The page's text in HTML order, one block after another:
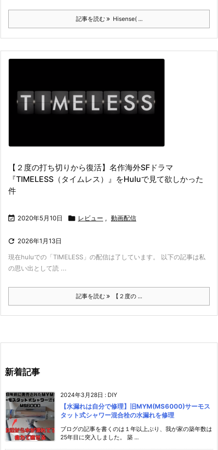
記事を読む Hisense( ...
【２度の打ち切りから復活】名作海外SFドラマ
『TIMELESS（タイムレス）』をHuluで見て欲しかった
件
 2020年5月10日  レビュー , 動画配信
 2026年1月13日
現在huluでの「TIMELESS」の配信は了しています。 以下の記事は私
の思い出として読 ...
記事を読む 【２度の ...
新着記事
2024年3月28日 : DIY
【水漏れは自分で修理】旧MYM(MS6000)サーモス
タット式シャワー混合栓の水漏れを修理
ブログの記事を書くのは１年以上ぶり、我が家の築年数は
25年目に突入しました。 築 ...